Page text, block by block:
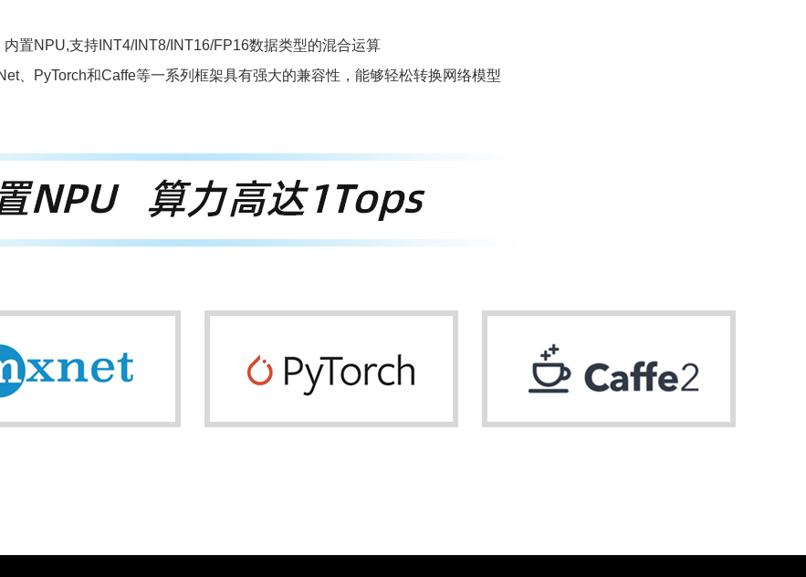
内置NPU,支持INT4/INT8/INT16/FP16数据类型的混合运算
、PyTorch和Caffe等一系列框架具有强大的兼容性，能够轻松转换网络模型